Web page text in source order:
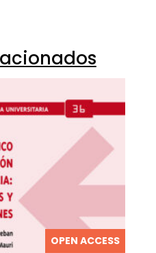
OPEN ACCESS